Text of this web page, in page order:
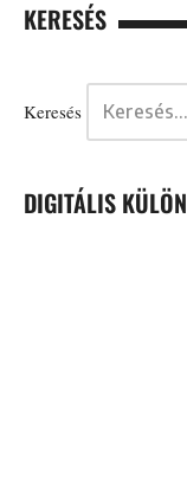
KERESÉS
Keresés
DIGITÁLIS